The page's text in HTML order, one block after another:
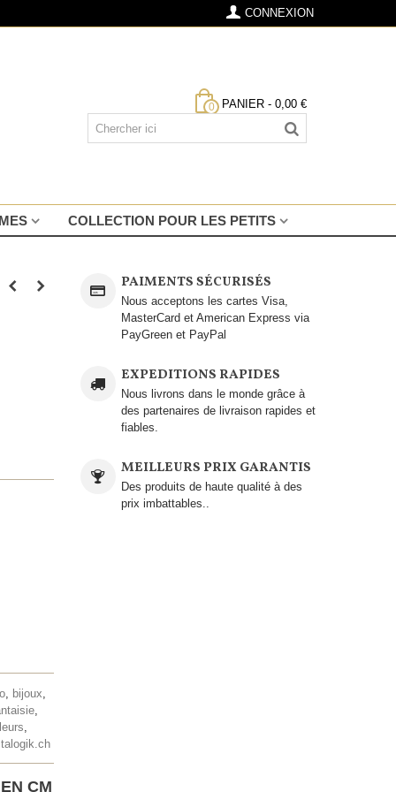
CONNEXION
0 PANIER - 0,00 €
COLLECTION POUR LES PETITS
, bijoux,
,
,
CM
PAIMENTS SÉCURISÉS
Nous acceptons les cartes Visa,
MasterCard et American Express via
PayGreen et PayPal
EXPEDITIONS RAPIDES
Nous livrons dans le monde grâce à
des partenaires de livraison rapides et
fiables.
MEILLEURS PRIX GARANTIS
Des produits de haute qualité à des
prix imbattables..